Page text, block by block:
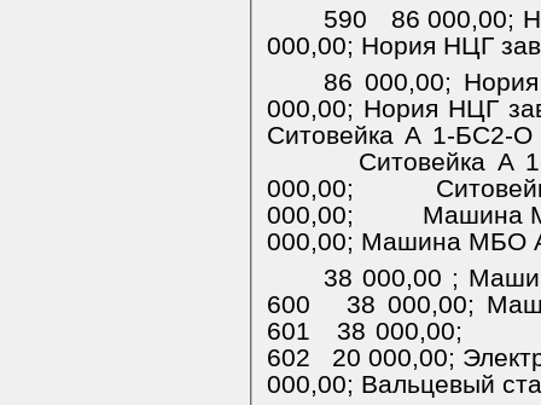
590
86 000,00;
000,00; Нория НЦГ
86 000,00;
000,00; Нория НЦГ
Ситовейка А 1-БС2-О
Ситовейка А
000,00;
000,00;
Машина
000,00; Машина МБО
38 000,00 ;
600
38 000,00;
601
38 000,00;
602
20 000,00;
000,00; Вальцевый